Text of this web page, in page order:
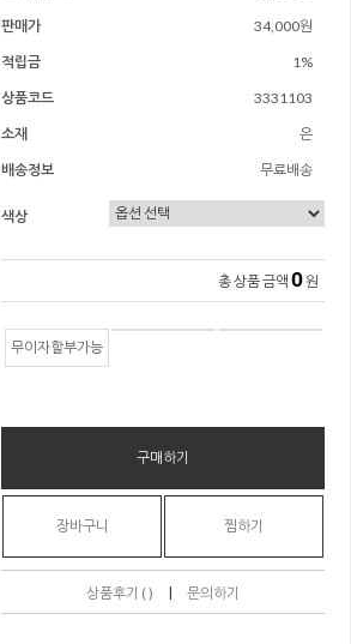
판매가
34,000원
적립금
1%
상품코드
3331103
소재
은
배송정보
무료배송
색상
총 상품 금액 0 원
무이자할부가능
구매하기
장바구니 찜하기
상품후기 ( ) | 문의하기